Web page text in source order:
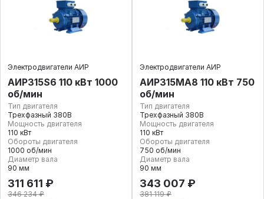
Электродвигатели АИР
АИР315S6 110 кВт 1000
об/мин
Тип двигателя
Трехфазный 380В
Мощность двигателя
110 кВт
Обороты двигателя
1000 об/мин
Диаметр вала
90 мм
311 611 ₽
346 234 ₽
Электродвигатели АИР
АИР315МА8 110 кВт 750
об/мин
Тип двигателя
Трехфазный 380В
Мощность двигателя
110 кВт
Обороты двигателя
750 об/мин
Диаметр вала
90 мм
343 007 ₽
381 119 ₽